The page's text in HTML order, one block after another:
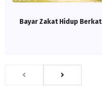
Bayar Zakat Hidup Berkat